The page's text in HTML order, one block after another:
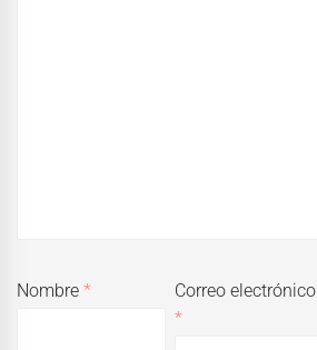
Nombre*
Correo electrónico
*